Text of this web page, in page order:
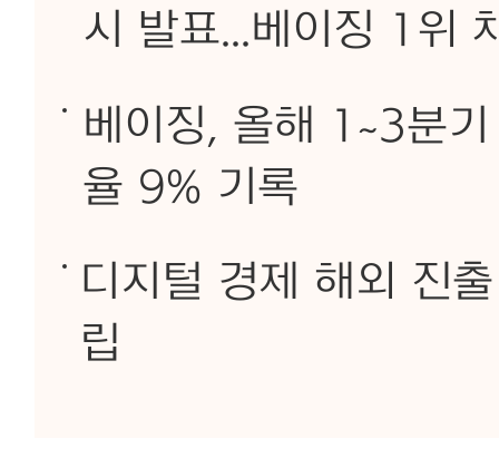
시 발표...베이징 1위
베이징, 올해 1~3분
율 9% 기록
디지털 경제 해외 진
립